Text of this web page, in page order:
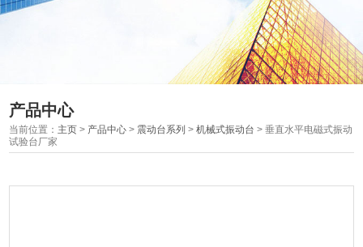
产品中心
当前位置： 主页 > 产品中心 > 震动台系列 >机械式振动台 > 垂直水平电磁式振动
试验台厂家